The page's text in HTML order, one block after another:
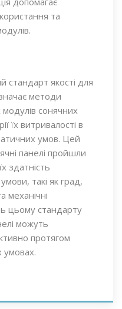
та
стандарт якості для
методи
модулів сонячних
їх витривалості в
умов. Цей
панелі пройшли
здатність
такі як град,
механічні
цьому стандарту
можуть
протягом
умовах.